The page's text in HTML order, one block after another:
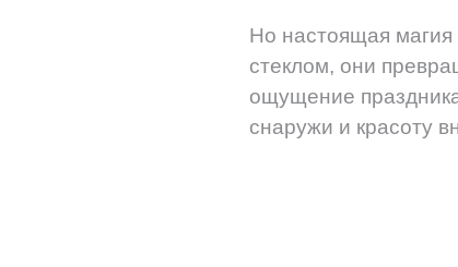
Но настоящая
стеклом, они
ощущение
снаружи и красоту